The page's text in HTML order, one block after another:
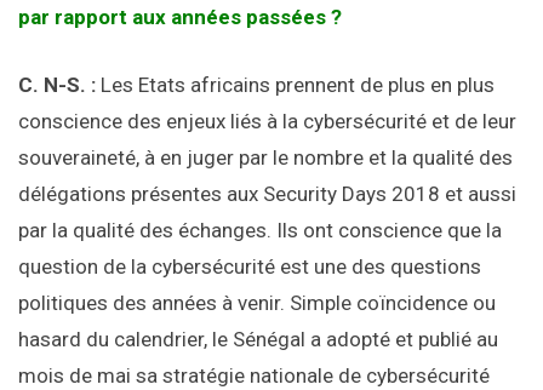
par rapport aux années passées ?
C. N-S. : Les Etats africains prennent de plus en plus
conscience des enjeux liés à la cybersécurité et de leur
souveraineté, à en juger par le nombre et la qualité des
délégations présentes aux Security Days 2018 et aussi
par la qualité des échanges. Ils ont conscience que la
question de la cybersécurité est une des questions
politiques des années à venir. Simple coïncidence ou
hasard du calendrier, le Sénégal a adopté et publié au
mois de mai sa stratégie nationale de cybersécurité